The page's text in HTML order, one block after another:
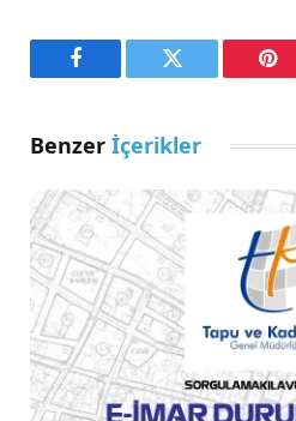
Facebook Twitter
Benzer İçerikler